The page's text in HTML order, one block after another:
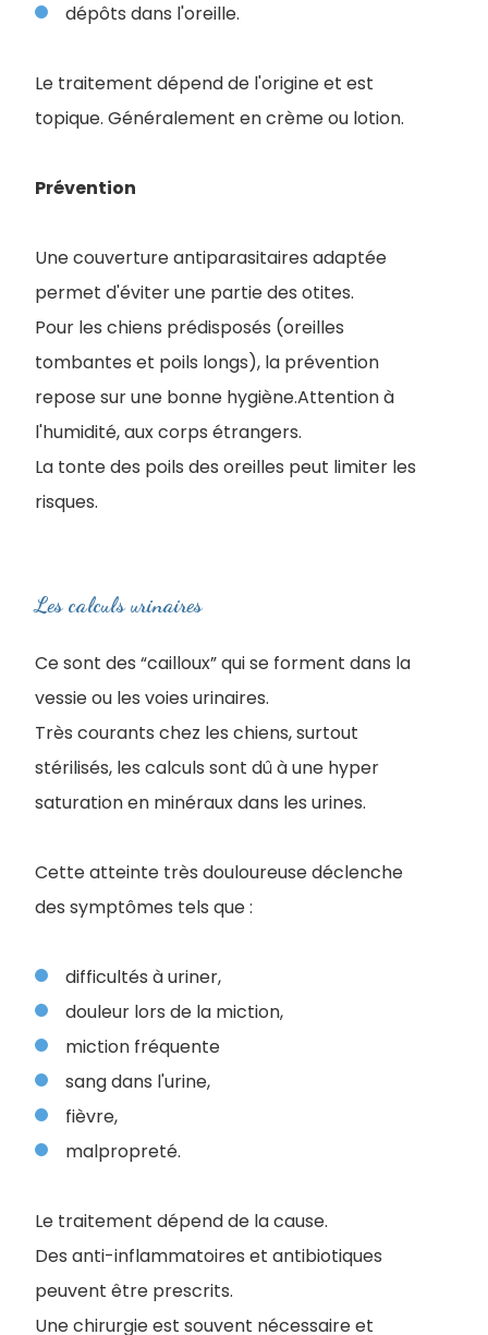
dépôts dans l'oreille.
Le traitement dépend de l'origine et est
topique. Généralement en crème ou lotion.
Prévention
Une couverture antiparasitaires adaptée
permet d'éviter une partie des otites.
Pour les chiens prédisposés (oreilles
tombantes et poils longs), la prévention
repose sur une bonne hygiène.Attention à
l'humidité, aux corps étrangers.
La tonte des poils des oreilles peut limiter les
risques.
Les calculs urinaires
Ce sont des “cailloux” qui se forment dans la
vessie ou les voies urinaires.
Très courants chez les chiens, surtout
stérilisés, les calculs sont dû à une hyper
saturation en minéraux dans les urines.
Cette atteinte très douloureuse déclenche
des symptômes tels que :
difficultés à uriner,
douleur lors de la miction,
miction fréquente
sang dans l'urine,
fièvre,
malpropreté.
Le traitement dépend de la cause.
Des anti-inflammatoires et antibiotiques
peuvent être prescrits.
Une chirurgie est souvent nécessaire et